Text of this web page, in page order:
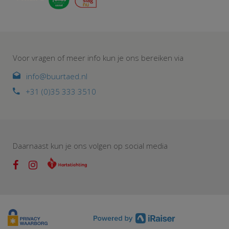
Voor vragen of meer info kun je ons bereiken via
info@buurtaed.nl
+31 (0)35 333 3510
Daarnaast kun je ons volgen op social media